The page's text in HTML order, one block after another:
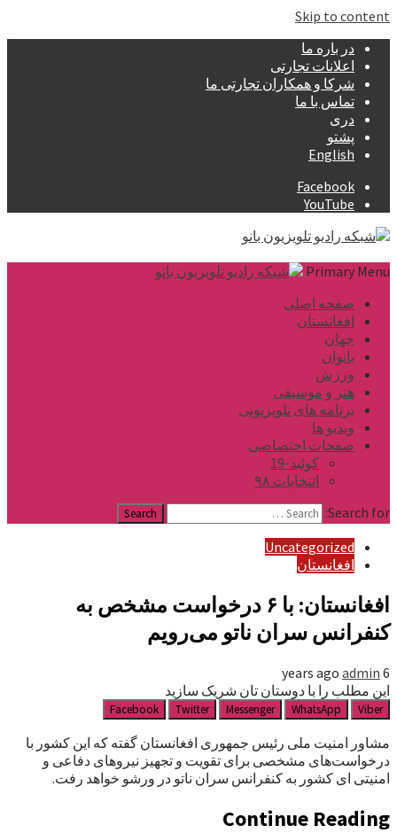
Skip to content
در باره ما
اعلانات تجارتی
شرکا و همکاران تجارتی ما
تماس با ما
دری
پشتو
English
Facebook
YouTube
Primary Menu
صفحه اصلی
افغانستان
جهان
بانوان
ورزش
هنر و موسیقی
برنامه های تلویزیونی
ویدیو ها
صفحات اختصاصی
کوئید-19
انتخابات ۹۸
Search for:
Uncategorized
افغانستان
افغانستان: با ۶ درخواست‌ مشخص به
کنفرانس سران ناتو می‌رویم
6 years ago
admin
این مطلب را با دوستان تان شریک سازید
Viber
WhatsApp
Messenger
Twitter
Facebook
مشاور امنیت ملی رئیس جمهوری افغانستان گفته که این کشور با
درخواست‌های مشخصی برای تقویت و تجهیز نیروهای دفاعی و
امنیتی ای کشور به کنفرانس سران ناتو در ورشو خواهد رفت.
Continue Reading